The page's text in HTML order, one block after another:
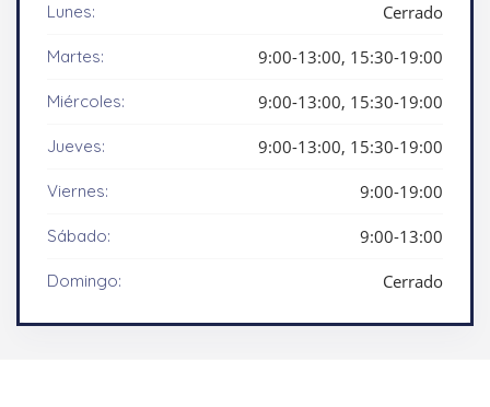
Lunes: Cerrado
Martes: 9:00-13:00, 15:30-19:00
Miércoles: 9:00-13:00, 15:30-19:00
Jueves: 9:00-13:00, 15:30-19:00
Viernes: 9:00-19:00
Sábado: 9:00-13:00
Domingo: Cerrado